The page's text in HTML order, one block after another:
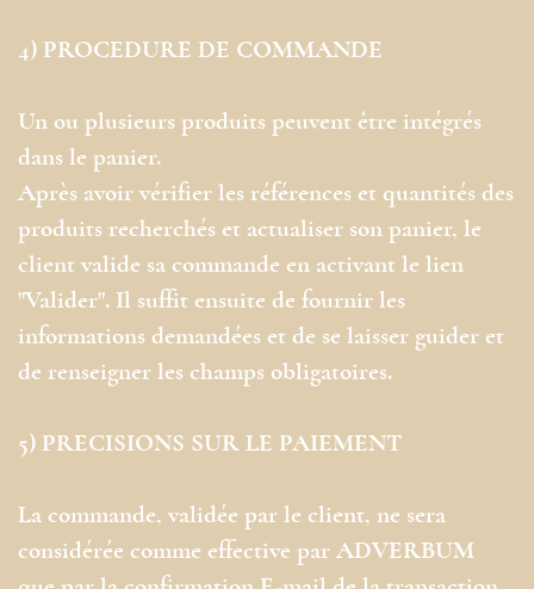
4) PROCEDURE DE COMMANDE
Un ou plusieurs produits peuvent être intégrés
dans le panier.
Après avoir vérifier les références et quantités des
produits recherchés et actualiser son panier, le
client valide sa commande en activant le lien
"Valider". Il suffit ensuite de fournir les
informations demandées et de se laisser guider et
de renseigner les champs obligatoires.
5) PRECISIONS SUR LE PAIEMENT
La commande, validée par le client, ne sera
considérée comme effective par ADVERBUM